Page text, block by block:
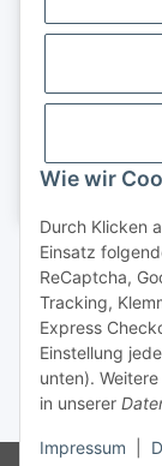
Wie wir
Durch Klicken
Einsatz
ReCaptcha,
Tracking,
Express
Einstellung
unten).
in unserer
Impressum
* inkl. gesetzl. MwSt.